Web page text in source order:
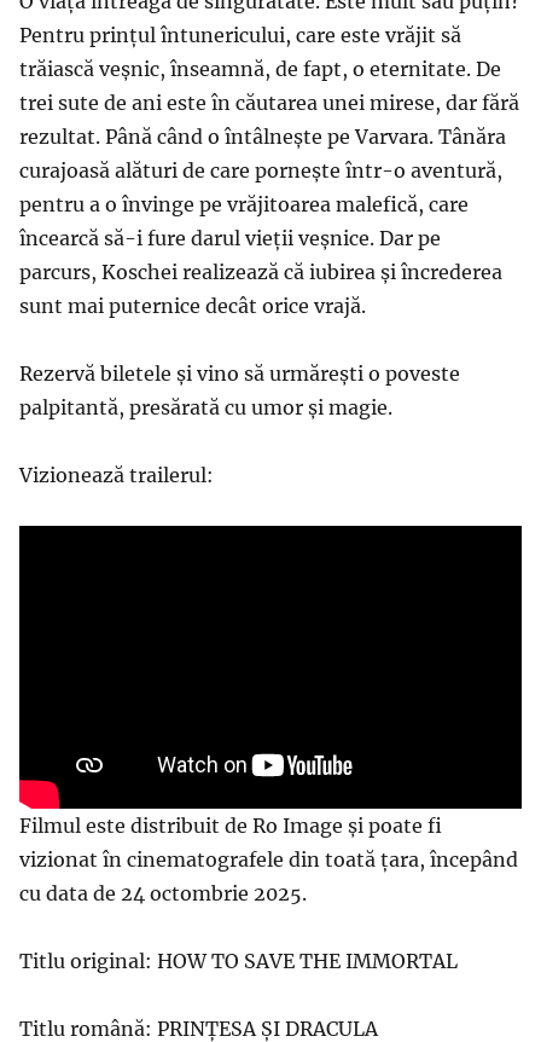
Pentru prințul întunericului, care este vrăjit să
trăiască veșnic, înseamnă, de fapt, o eternitate. De
trei sute de ani este în căutarea unei mirese, dar fără
rezultat. Până când o întâlnește pe Varvara. Tânăra
curajoasă alături de care pornește într-o aventură,
pentru a o învinge pe vrăjitoarea malefică, care
încearcă să-i fure darul vieții veșnice. Dar pe
parcurs, Koschei realizează că iubirea și încrederea
sunt mai puternice decât orice vrajă.
Rezervă biletele și vino să urmărești o poveste
palpitantă, presărată cu umor și magie.
Vizionează trailerul:
Filmul este distribuit de Ro Image și poate fi
vizionat în cinematografele din toată țara, începând
cu data de 24 octombrie 2025.
Titlu original: HOW TO SAVE THE IMMORTAL
Titlu română: PRINȚESA ȘI DRACULA